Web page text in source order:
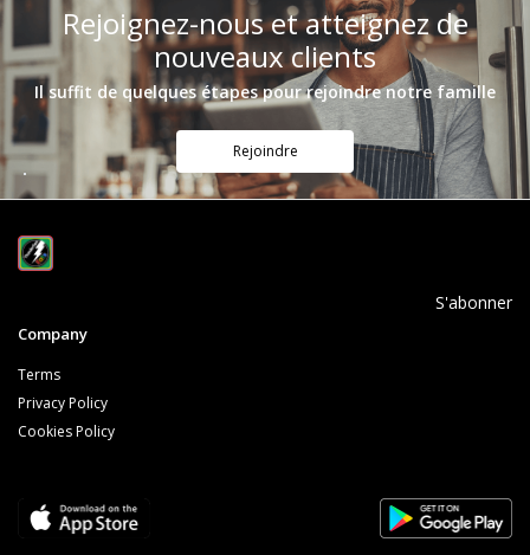
Rejoignez-nous et atteignez de
nouveaux clients
Il suffit de quelques étapes pour rejoindre notre famille
Rejoindre
S'abonner
Company
Terms
Privacy Policy
Cookies Policy